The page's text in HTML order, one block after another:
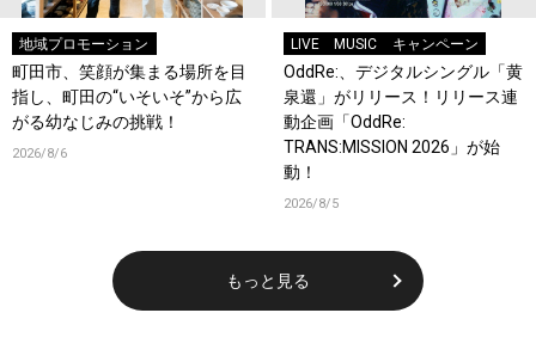
地域プロモーション
町田市、笑顔が集まる場所を目
指し、町田の“いそいそ”から広
がる幼なじみの挑戦！
2026/8/6
LIVE MUSIC キャンペーン
OddRe:、デジタルシングル「黄
泉還」がリリース！リリース連
動企画「OddRe:
TRANS:MISSION 2026」が始
動！
2026/8/5
もっと見る